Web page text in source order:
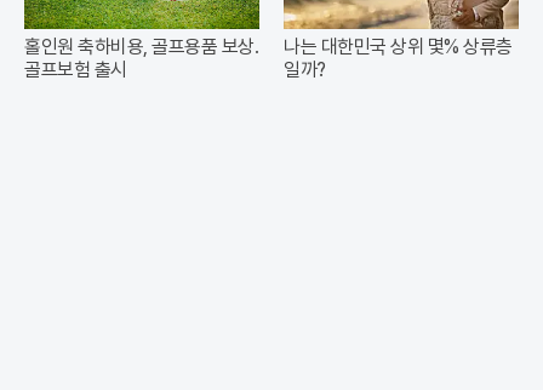
홀인원 축하비용, 골프용품 보상.
골프보험 출시
나는 대한민국 상위 몇% 상류층
일까?